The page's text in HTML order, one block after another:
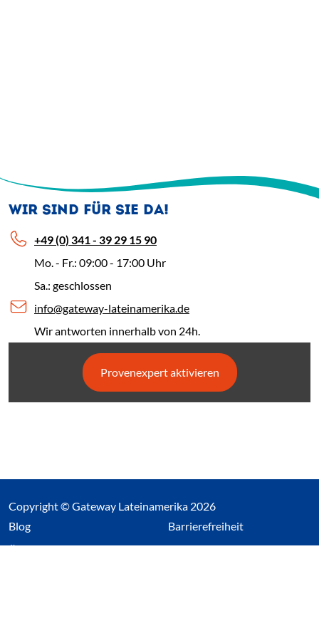
WIR SIND FÜR SIE DA!
+49 (0) 341 - 39 29 15 90
Mo. - Fr.: 09:00 - 17:00 Uhr
Sa.: geschlossen
info@gateway-lateinamerika.de
Wir antworten innerhalb von 24h.
Provenexpert aktivieren
Copyright © Gateway Lateinamerika 2026
Blog(Link öffnet einen neuen Tab)
Über uns
Barrierefreiheit
Impressum